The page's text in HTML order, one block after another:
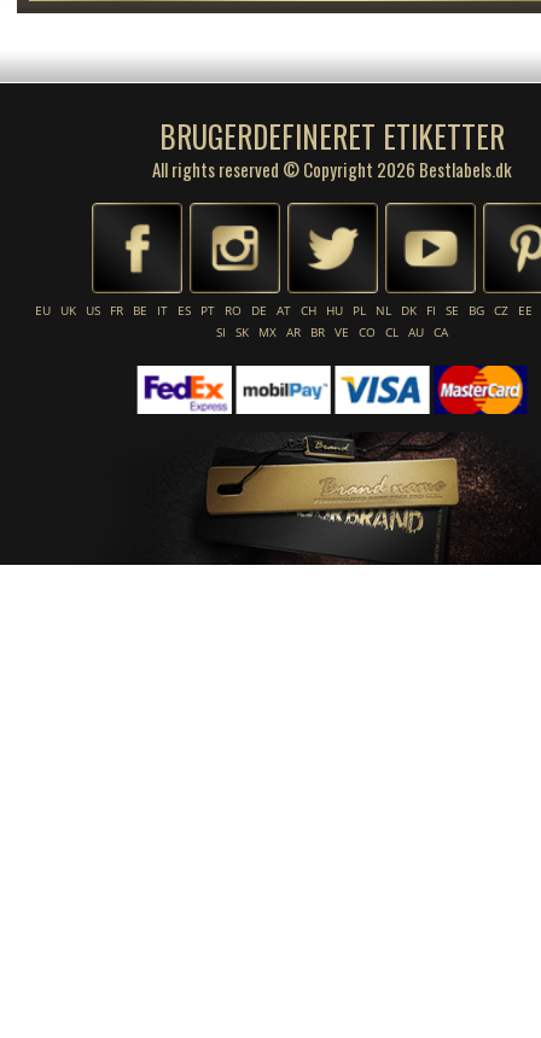
BRUGERDEFINERET ETIKETTER
All rights reserved © Copyright 2026 Bestlabels.dk
EU UK US FR BE IT ES PT RO DE AT CH HU PL NL DK FI SE BG CZ
EE
SI
SK MX AR BR VE CO CL AU CA